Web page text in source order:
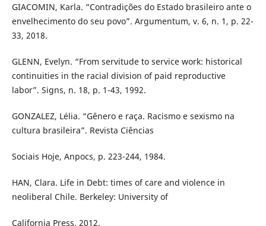
GIACOMIN, Karla. “Contradições do Estado brasileiro ante o
envelhecimento do seu povo”. Argumentum, v. 6, n. 1, p. 22-
33, 2018.
GLENN, Evelyn. “From servitude to service work: historical
continuities in the racial division of paid reproductive
labor”. Signs, n. 18, p. 1-43, 1992.
GONZALEZ, Lélia. “Gênero e raça. Racismo e sexismo na
cultura brasileira”. Revista Ciências
Sociais Hoje, Anpocs, p. 223-244, 1984.
HAN, Clara. Life in Debt: times of care and violence in
neoliberal Chile. Berkeley: University of
California Press, 2012.